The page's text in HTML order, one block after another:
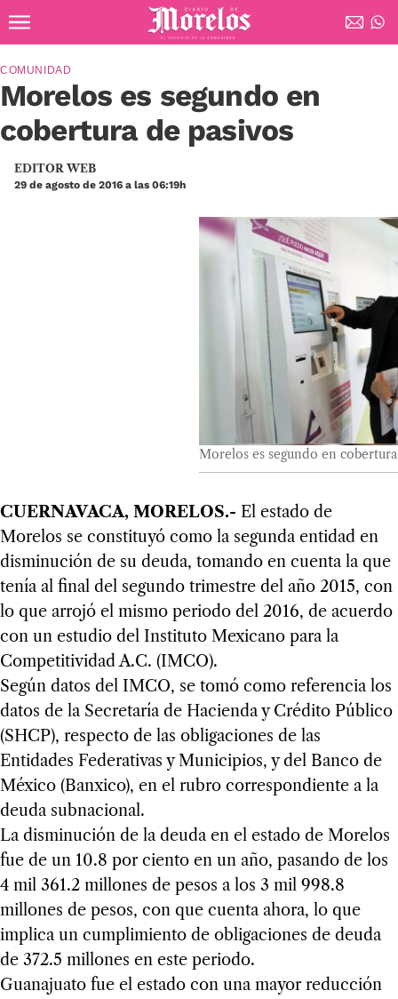
Diario de Morelos
Morelos es segundo en
cobertura de pasivos
COMUNIDAD
EDITOR WEB
29 de agosto de 2016 a las 06:19h
Morelos es segundo en
CUERNAVACA, MORELOS.- El estado de
Morelos se constituyó como la segunda entidad en
disminución de su deuda, tomando en cuenta la que
tenía al final del segundo trimestre del año 2015, con
lo que arrojó el mismo periodo del 2016, de acuerdo
con un estudio del Instituto Mexicano para la
Competitividad A.C. (IMCO).
Según datos del IMCO, se tomó como referencia los
datos de la Secretaría de Hacienda y Crédito Público
(SHCP), respecto de las obligaciones de las
Entidades Federativas y Municipios, y del Banco de
México (Banxico), en el rubro correspondiente a la
deuda subnacional.
La disminución de la deuda en el estado de Morelos
fue de un 10.8 por ciento en un año, pasando de los
4 mil 361.2 millones de pesos a los 3 mil 998.8
millones de pesos, con que cuenta ahora, lo que
implica un cumplimiento de obligaciones de deuda
de 372.5 millones en este periodo.
Guanajuato fue el estado con una mayor reducción